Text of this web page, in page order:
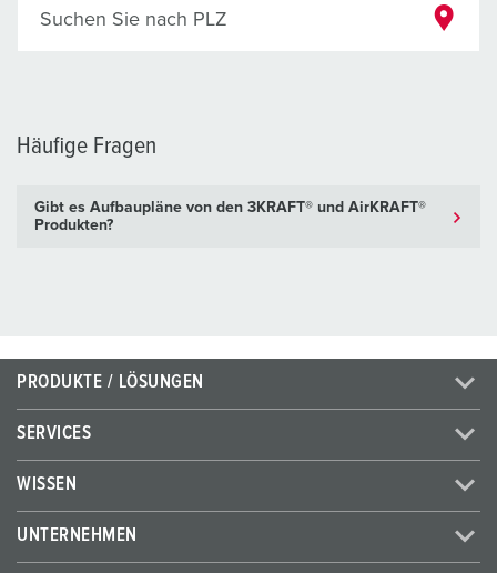
Suchen Sie nach PLZ
Häufige Fragen
Gibt es Aufbaupläne von den 3KRAFT® und AirKRAFT®
Produkten?
PRODUKTE / LÖSUNGEN
SERVICES
WISSEN
UNTERNEHMEN